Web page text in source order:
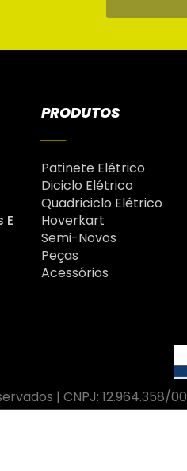
E
PRODUTOS
Patinete Elétrico
Diciclo Elétrico
Quadriciclo Elétrico
Hoverkart
Semi-Novos
Peças
Acessórios
| CNPJ: 12.964.358/